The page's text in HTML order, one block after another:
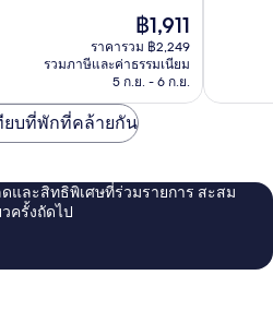
ราคา
ปัจจุบัน
คือ
฿1,911
฿1,911
ราคารวม ฿2,249
รวมภาษีและค่าธรรมเนียม
5 ก.ย. - 6 ก.ย.
ยบที่พักที่คล้ายกัน
และสิทธิพิเศษที่ร่วมรายการ สะสม
ครั้งถัดไป